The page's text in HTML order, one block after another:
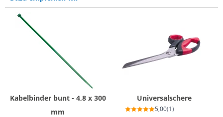
Kabelbinder bunt - 4,8 x 300
mm
Universalschere
5,00(1)